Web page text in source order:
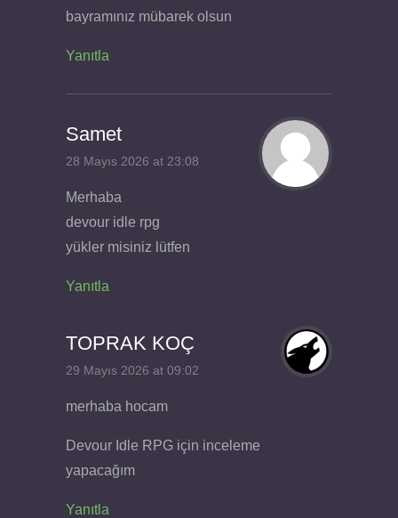
bayramınız mübarek olsun
Yanıtla
Samet
28 Mayıs 2026 at 23:08
Merhaba
devour idle rpg
yükler misiniz lütfen
Yanıtla
TOPRAK KOÇ
29 Mayıs 2026 at 09:02
merhaba hocam
Devour Idle RPG için inceleme
yapacağım
Yanıtla